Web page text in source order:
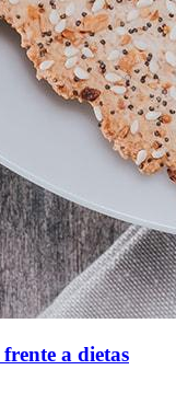
a dietas